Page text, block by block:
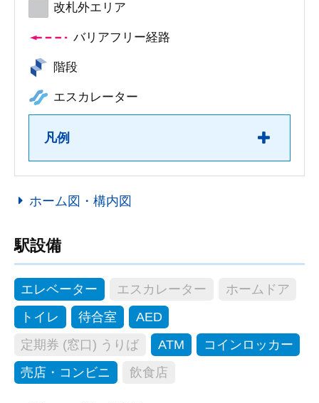
改札外エリア
バリアフリー経路
階段
エスカレーター
凡例
ホーム図・構内図
駅設備
エレベーター エスカレーター
ホームドア
トイレ
待合室
AED
定期券 (窓口) うりば
ATM
コインロッカー
売店・コンビニ
飲食店